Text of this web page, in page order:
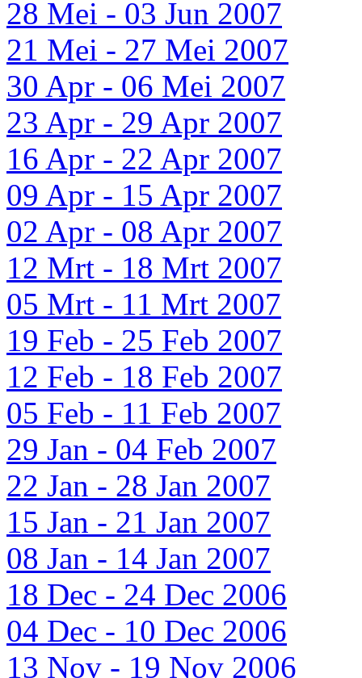
28 Mei - 03 Jun 2007
21 Mei - 27 Mei 2007
30 Apr - 06 Mei 2007
23 Apr - 29 Apr 2007
16 Apr - 22 Apr 2007
09 Apr - 15 Apr 2007
02 Apr - 08 Apr 2007
12 Mrt - 18 Mrt 2007
05 Mrt - 11 Mrt 2007
19 Feb - 25 Feb 2007
12 Feb - 18 Feb 2007
05 Feb - 11 Feb 2007
29 Jan - 04 Feb 2007
22 Jan - 28 Jan 2007
15 Jan - 21 Jan 2007
08 Jan - 14 Jan 2007
18 Dec - 24 Dec 2006
04 Dec - 10 Dec 2006
13 Nov - 19 Nov 2006